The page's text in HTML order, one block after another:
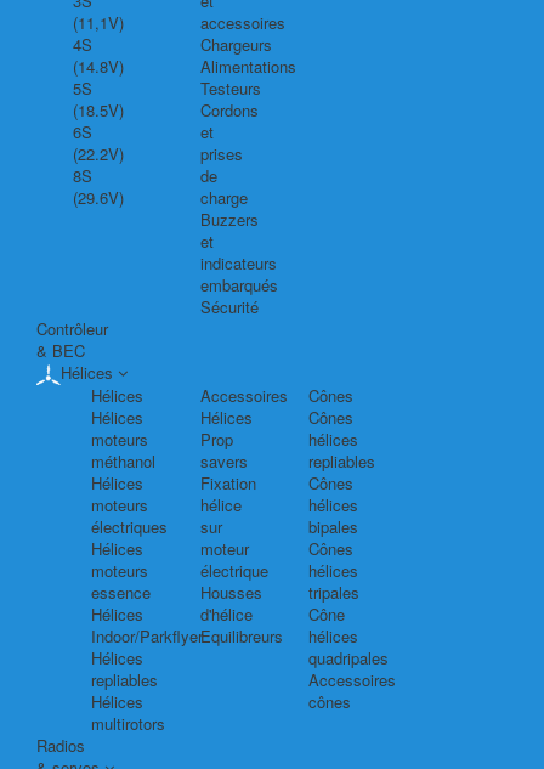
(11,1V)
4S
(14.8V)
5S
(18.5V)
6S
(22.2V)
8S
(29.6V)
accessoires
Chargeurs
Alimentations
Testeurs
Cordons
et
prises
de
charge
Buzzers
et
indicateurs
embarqués
Sécurité
Contrôleur
& BEC
Hélices
Hélices
Hélices
moteurs
méthanol
Hélices
moteurs
électriques
Hélices
moteurs
essence
Hélices
Indoor/Parkflyer
Hélices
repliables
Hélices
multirotors
Accessoires
Hélices
Prop
savers
Fixation
hélice
sur
moteur
électrique
Housses
d'hélice
Equilibreurs
Cônes
Cônes
hélices
repliables
Cônes
hélices
bipales
Cônes
hélices
tripales
Cône
hélices
quadripales
Accessoires
cônes
Radios